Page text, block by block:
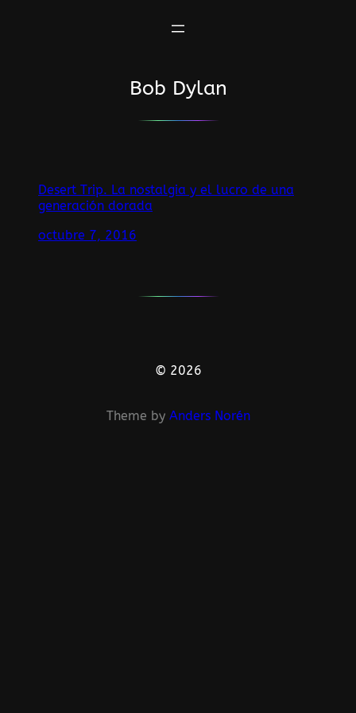
Bob Dylan
Desert Trip. La nostalgia y el lucro de una
generación dorada
octubre 7, 2016
© 2026
Theme by Anders Norén